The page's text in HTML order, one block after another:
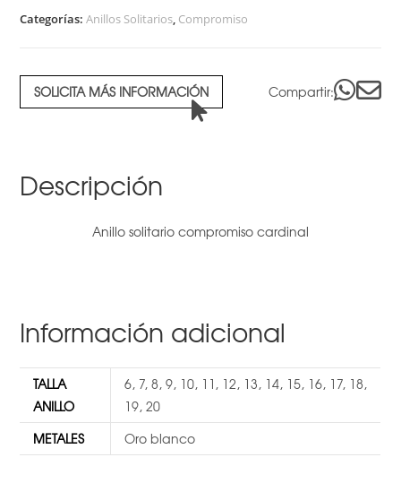
cardinal
Categorías:Anillos Solitarios, Compromiso
SOLICITA MÁS INFORMACIÓN Compartir:
Descripción
Anillo solitario compromiso cardinal
Información adicional
TALLA
ANILLO
6, 7,8,9, 10, 11 , 12, 13, 14, 15, 16, 17, 18,
19,20
METALES
Oro blanco